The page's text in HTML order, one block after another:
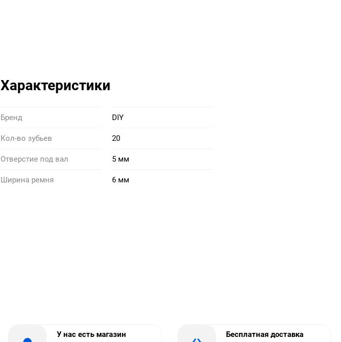
Характеристики
Бренд DIY
Кол-во зубьев 20
Отверстие под вал 5 мм
Ширина ремня 6 мм
У нас есть магазин Бесплатная доставка